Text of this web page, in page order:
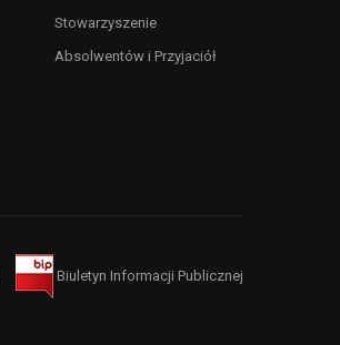
Stowarzyszenie
Absolwentów i Przyjaciół
Biuletyn Informacji Publicznej